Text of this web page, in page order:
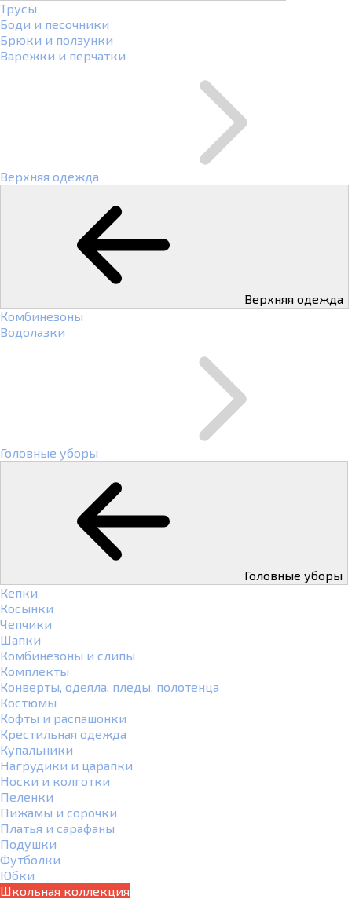
Трусы
Боди и песочники
Брюки и ползунки
Варежки и перчатки
Верхняя одежда
Верхняя одежда
Комбинезоны
Водолазки
Головные уборы
Головные уборы
Кепки
Косынки
Чепчики
Шапки
Комбинезоны и слипы
Комплекты
Конверты, одеяла, пледы, полотенца
Костюмы
Кофты и распашонки
Крестильная одежда
Купальники
Нагрудики и царапки
Носки и колготки
Пеленки
Пижамы и сорочки
Платья и сарафаны
Подушки
Футболки
Юбки
Школьная коллекция